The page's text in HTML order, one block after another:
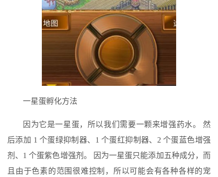
一星蛋孵化方法
因为它是一星蛋，所以我们需要一颗来增强药水。 然
后添加 1 个蛋绿抑制器、1 个蛋红抑制器、2 个蛋蓝色增强
剂、1 个蛋紫色增强剂。 因为一星蛋只能添加五种成分，而
且由于色素的范围很难控制，所以可能会有各种各样的宠